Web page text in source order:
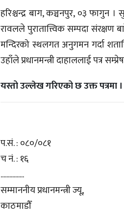
हरिश्चन्द्र बाग, कञ्चनपुर, ०३ फागुन
रावलले पुरातात्त्विक सम्पदा संरक्षण
मन्दिरको स्थलगत अनुगमन गर्दा
उहाँले प्रधानमन्त्री दाहाललाई पत्र
यस्तो उल्लेख गरिएको छ उक्त पत्रमा ।
प.सं. : ०८०/०८१
च नं. : १६
................
सम्माननीय प्रधानमन्त्री ज्यू,
काठमाडौँ